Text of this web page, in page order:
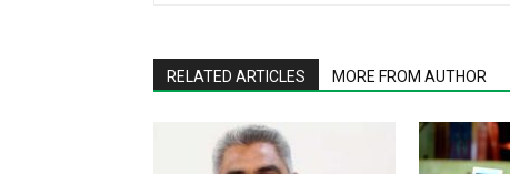
RELATED ARTICLES MORE FROM AUTHOR